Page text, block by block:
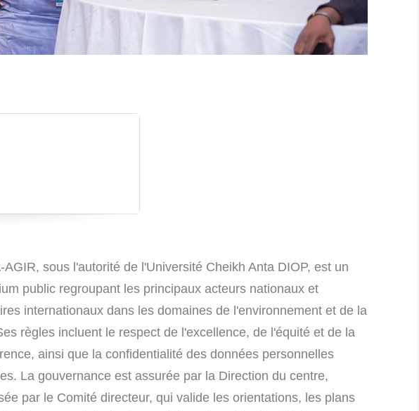
AGIR, sous l'autorité de l'Université Cheikh Anta DIOP, est un
public regroupant les principaux acteurs nationaux et
internationaux dans les domaines de l'environnement et de la
règles incluent le respect de l'excellence, de l'équité et de la
ainsi que la confidentialité des données personnelles
La gouvernance est assurée par la Direction du centre,
par le Comité directeur, qui valide les orientations, les plans